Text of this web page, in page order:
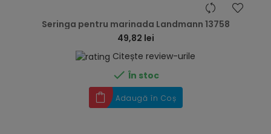
Seringa pentru marinada Landmann 13758
49,82 lei
Citește review-urile
 În stoc
Adaugă în Coș